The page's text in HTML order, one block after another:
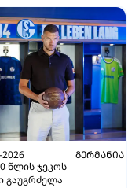
2026
ᲒᲔᲠᲛᲐᲜᲘᲐ
წლის ჯეკოს
გაუგრძელა